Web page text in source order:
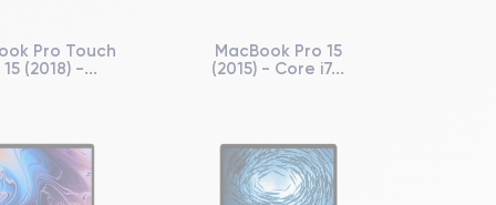
Pro Touch
(2018) -...
MacBook Pro 15
(2015) - Core i7...